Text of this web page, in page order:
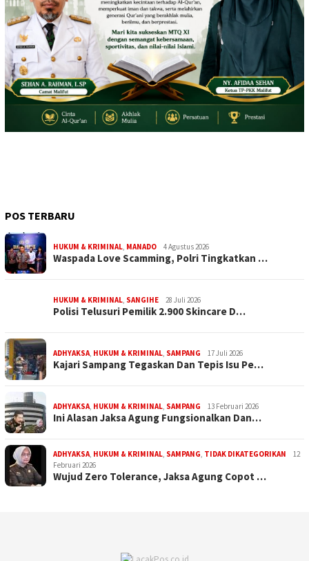
POS TERBARU
HUKUM & KRIMINAL, MANADO 4 Agustus 2026
Waspada Love Scamming, Polri Tingkatkan …
HUKUM & KRIMINAL, SANGIHE 28 Juli 2026
Polisi Telusuri Pemilik 2.900 Skincare D…
ADHYAKSA, HUKUM & KRIMINAL, SAMPANG 17 Juli 2026
Kajari Sampang Tegaskan Dan Tepis Isu Pe…
ADHYAKSA, HUKUM & KRIMINAL, SAMPANG 13 Februari 2026
Ini Alasan Jaksa Agung Fungsionalkan Dan…
ADHYAKSA, HUKUM & KRIMINAL, SAMPANG, TIDAK DIKATEGORIKAN
12
Februari 2026
Wujud Zero Tolerance, Jaksa Agung Copot …